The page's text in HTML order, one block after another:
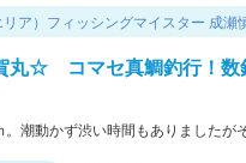
ア）フィッシングマイスター 成瀬
丸☆ コマセ真鯛釣行！数